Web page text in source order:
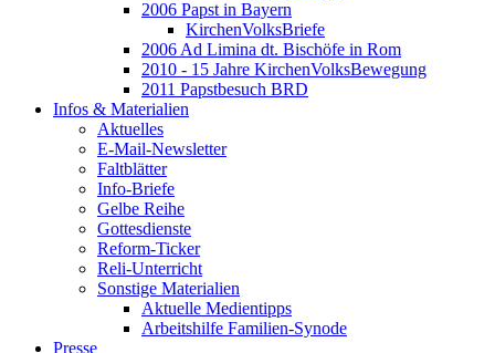
2006 Papst in Bayern
KirchenVolksBriefe
2006 Ad Limina dt. Bischöfe in Rom
2010 - 15 Jahre KirchenVolksBewegung
2011 Papstbesuch BRD
Infos & Materialien
Aktuelles
E-Mail-Newsletter
Faltblätter
Info-Briefe
Gelbe Reihe
Gottesdienste
Reform-Ticker
Reli-Unterricht
Sonstige Materialien
Aktuelle Medientipps
Arbeitshilfe Familien-Synode
Presse